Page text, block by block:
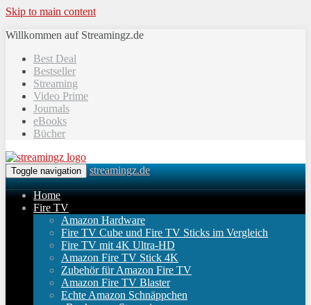
Skip to main content
Willkommen auf Streamingz.de
Best Deal
Bestseller
Streaming
Video Prime
Journals
eBooks
Bücher
Toggle navigation streamingz.de
Home
Fire TV
Amazon Hardware
Fire TV Cube und Fire TV Sticks im Vergleich
Fire TV mit 4K Ultra-HD
Amazon Fire TV Stick 4K
Zubehör für Amazon Fire TV
Amazon Fire TV Blaster
Echte Amazon Schnäppchen